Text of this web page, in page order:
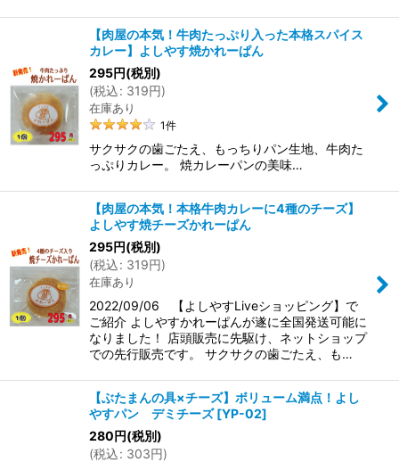
【肉屋の本気！牛肉たっぷり入った本格スパイス
カレー】よしやす焼かれーぱん
295円(税別)
(税込: 319円)
在庫あり
1件
サクサクの歯ごたえ、もっちりパン生地、牛肉た
っぷりカレー。 焼カレーパンの美味…
【肉屋の本気！本格牛肉カレーに4種のチーズ】
よしやす焼チーズかれーぱん
295円(税別)
(税込: 319円)
在庫あり
2022/09/06 【よしやすLiveショッピング】で
ご紹介 よしやすかれーぱんが遂に全国発送可能に
なりました！ 店頭販売に先駆け、ネットショップ
での先行販売です。 サクサクの歯ごたえ、も…
【ぶたまんの具×チーズ】ボリューム満点！よし
やすパン デミチーズ [YP-02]
280円(税別)
(税込: 303円)